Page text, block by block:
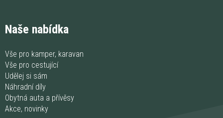
Naše nabídka
Vše pro kamper, karavan
Vše pro cestující
Udělej si sám
Náhradní díly
Obytná auta a přívěsy
Akce, novinky